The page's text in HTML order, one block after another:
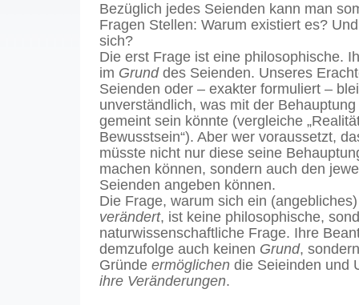
Bezüglich jedes Seienden kann man
Fragen Stellen: Warum existiert es?
sich?
Die erst Frage ist eine philosophische.
im Grunddes Seienden. Unseres
Seienden oder – exakter formuliert –
unverständlich, was mit der
gemeint sein könnte (vergleiche
Bewusstsein“). Aber wer voraussetzt,
müsste nicht nur diese seine
machen können, sondern auch den
Seienden angeben können.
Die Frage, warum sich ein
verändert, ist keine philosophische,
naturwissenschaftliche Frage. Ihre
demzufolge auch keinen Grund,
Gründe ermöglichen die Seieinden und
ihre Veränderungen.